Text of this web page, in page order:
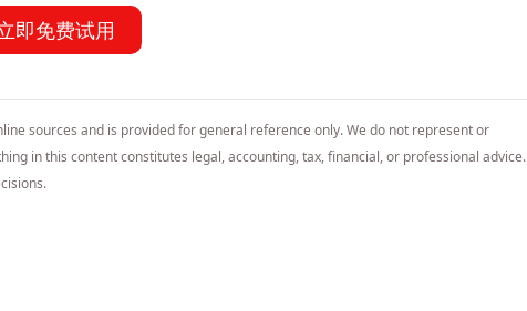
即免费试用
sources and is provided for general reference only. We do not represent or
in this content constitutes legal, accounting, tax, financial, or professional advice.